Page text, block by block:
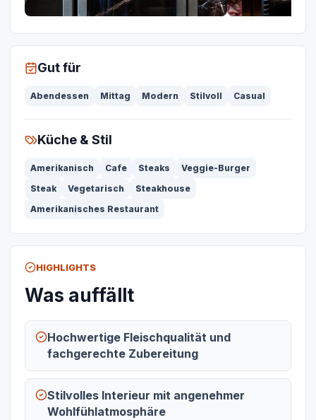
Gut für
Abendessen Mittag Modern Stilvoll Casual
Küche & Stil
Amerikanisch Cafe Steaks
Veggie-Burger
Steak
Vegetarisch
Steakhouse
Amerikanisches Restaurant
HIGHLIGHTS
Was auffällt
Hochwertige Fleischqualität und
fachgerechte Zubereitung
Stilvolles Interieur mit angenehmer
Wohlfühlatmosphäre